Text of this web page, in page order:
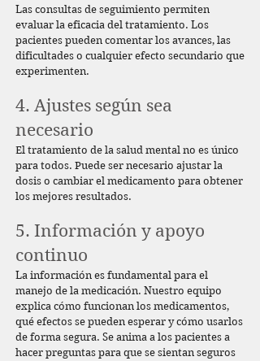
Las consultas de seguimiento permiten
evaluar la eficacia del tratamiento. Los
pacientes pueden comentar los avances, las
dificultades o cualquier efecto secundario que
experimenten.
4. Ajustes según sea
necesario
El tratamiento de la salud mental no es único
para todos. Puede ser necesario ajustar la
dosis o cambiar el medicamento para obtener
los mejores resultados.
5. Información y apoyo
continuo
La información es fundamental para el
manejo de la medicación. Nuestro equipo
explica cómo funcionan los medicamentos,
qué efectos se pueden esperar y cómo usarlos
de forma segura. Se anima a los pacientes a
hacer preguntas para que se sientan seguros